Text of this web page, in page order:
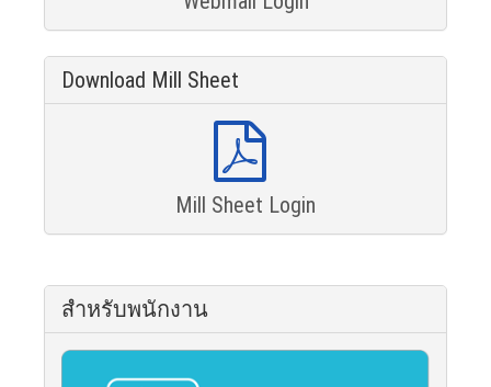
Download Mill Sheet
Mill Sheet Login
สำหรับพนักงาน